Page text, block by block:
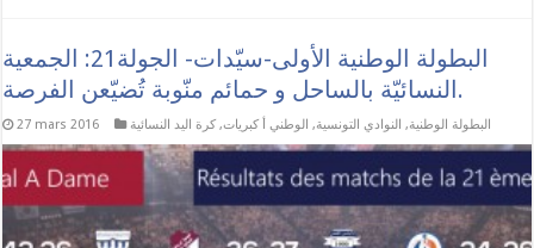
البطولة الوطنية الأولى-سيّدات- الجولة21: الجمعية
النسائيّة بالساحل و حمائم منّوبة تُضيّعن الفرصة.
27 mars 2016 البطولة الوطنية, النوادي التونسية, الوطني أ كبريات, كرة اليد النسائية